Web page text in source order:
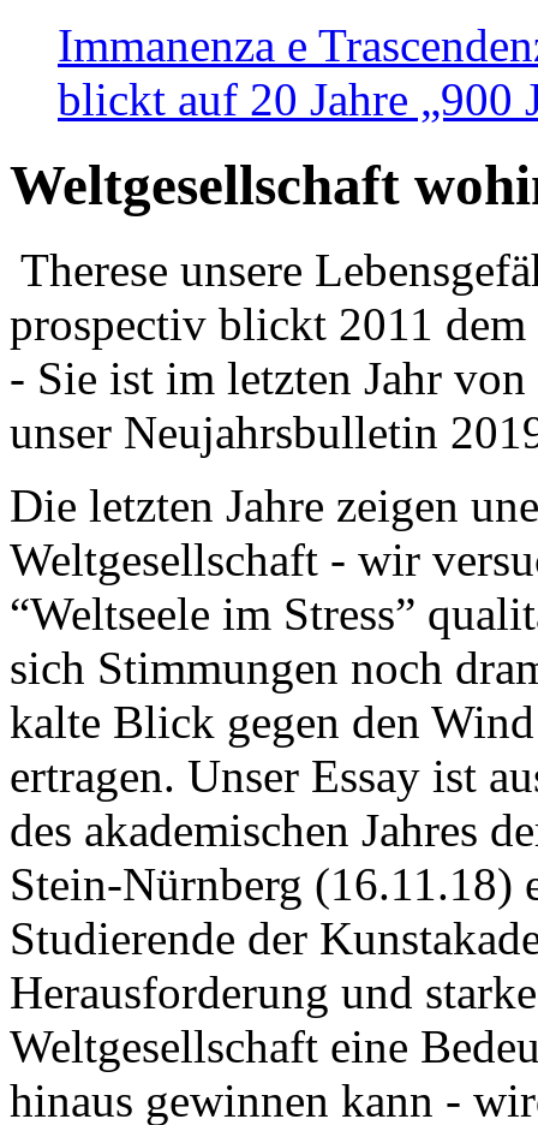
Immanenza e
blickt auf 20 Jahre „900
Weltgesellschaft
Therese unsere
prospectiv blickt 2011
- Sie ist im letzten Jahr
unser Neujahrsbulletin
Die letzten Jahre zeigen
Weltgesellschaft - wir
“Weltseele im Stress”
sich Stimmungen noch
kalte Blick gegen den
ertragen. Unser Essay ist
des akademischen Jahres
Stein-Nürnberg (16.11.18)
Studierende der
Herausforderung und
Weltgesellschaft eine
hinaus gewinnen kann -